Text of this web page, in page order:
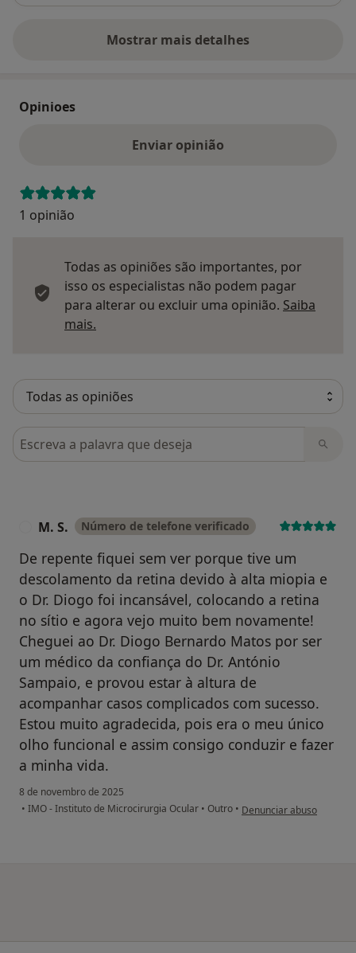
Mostrar mais detalhes
sobre o endereço
Opinioes
Enviar opinião
1 opinião
Todas as opiniões são importantes, por
isso os especialistas não podem pagar
para alterar ou excluir uma opinião. Saiba
mais.
Pesquisar em opiniões
M. S. Número de telefone verificado
De repente fiquei sem ver porque tive um
descolamento da retina devido à alta miopia e
o Dr. Diogo foi incansável, colocando a retina
no sítio e agora vejo muito bem novamente!
Cheguei ao Dr. Diogo Bernardo Matos por ser
um médico da confiança do Dr. António
Sampaio, e provou estar à altura de
acompanhar casos complicados com sucesso.
Estou muito agradecida, pois era o meu único
olho funcional e assim consigo conduzir e fazer
a minha vida.
8 de novembro de 2025
• IMO - Instituto de Microcirurgia Ocular • Outro • na opinião do utilizador
Denunciar abuso